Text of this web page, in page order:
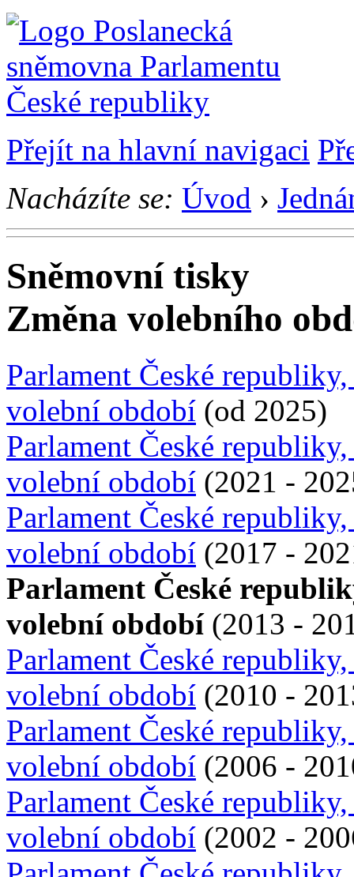
Přejít na hlavní navigaci
Nacházíte se: Úvod ›
Sněmovní tisky
Změna volebního
Parlament České
volební období (od 2025)
Parlament České
volební období (2021 -
Parlament České
volební období (2017 -
Parlament České
volební období(2013 -
Parlament České
volební období (2010 -
Parlament České
volební období (2006 -
Parlament České
volební období (2002 -